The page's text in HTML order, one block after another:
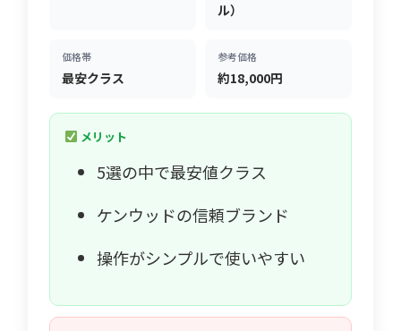
ル）
価格帯
最安クラス
参考価格
約18,000円
メリット
5選の中で最安値クラス
ケンウッドの信頼ブランド
操作がシンプルで使いやすい